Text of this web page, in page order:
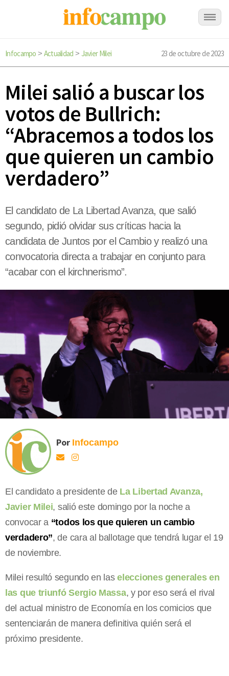
Infocampo > Actualidad > Javier Milei 23 de octubre de 2023
Milei salió a buscar los
votos de Bullrich:
“Abracemos a todos los
que quieren un cambio
verdadero”
El candidato de La Libertad Avanza, que salió
segundo, pidió olvidar sus críticas hacia la
candidata de Juntos por el Cambio y realizó una
convocatoria directa a trabajar en conjunto para
“acabar con el kirchnerismo”.
Por Infocampo
El candidato a presidente de La Libertad Avanza,
Javier Milei, salió este domingo por la noche a
convocar a “todos los que quieren un cambio
verdadero”, de cara al ballotage que tendrá lugar el 19
de noviembre.
Milei resultó segundo en laselecciones generales en
las que triunfó Sergio Massa, y por eso será el rival
del actual ministro de Economía en los comicios que
sentenciarán de manera definitiva quién será el
próximo presidente.